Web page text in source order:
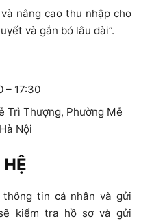
nâng cao thu nhập cho
và gắn bó lâu dài”.
– 17:30
Trì Thượng, Phường Mễ
Nội
tin cá nhân và gửi
kiểm tra hồ sơ và gửi